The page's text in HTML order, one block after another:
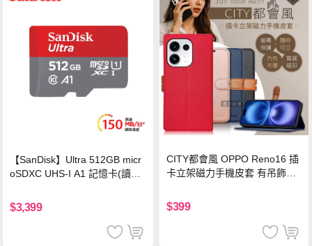
【SanDisk】Ultra 512GB micr
oSDXC UHS-I A1 記憶卡(讀取
$3,399
CITY都會風 OPPO Reno16 插
卡立架磁力手機皮套 有吊飾孔
$399